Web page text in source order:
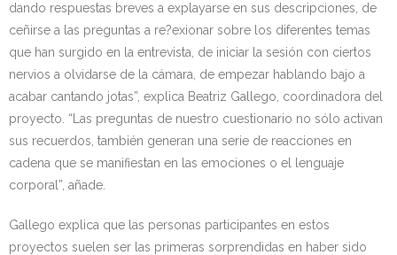
dando respuestas breves a explayarse en sus descripciones, de
ceñirse a las preguntas a re?exionar sobre los diferentes temas
que han surgido en la entrevista, de iniciar la sesión con ciertos
nervios a olvidarse de la cámara, de empezar hablando bajo a
acabar cantando jotas”, explica Beatriz Gallego, coordinadora del
proyecto. “Las preguntas de nuestro cuestionario no sólo activan
sus recuerdos, también generan una serie de reacciones en
cadena que se manifiestan en las emociones o el lenguaje
corporal”, añade.
Gallego explica que las personas participantes en estos
proyectos suelen ser las primeras sorprendidas en haber sido